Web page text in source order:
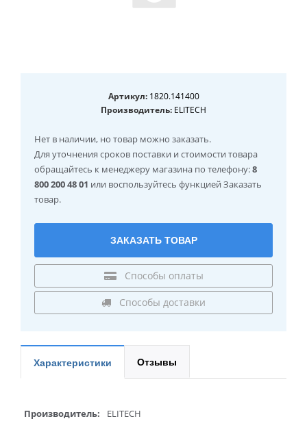
Артикул:1820.141400
Производитель: ELITECH
Нет в наличии, но товар можно заказать.
Для уточнения сроков поставки и стоимости товара
обращайтесь к менеджеру магазина по телефону:8
800 200 48 01 или воспользуйтесь функцией Заказать
товар.
ЗАКАЗАТЬ ТОВАР
Способы оплаты
Способы доставки
Характеристики Отзывы
Производитель: ELITECH